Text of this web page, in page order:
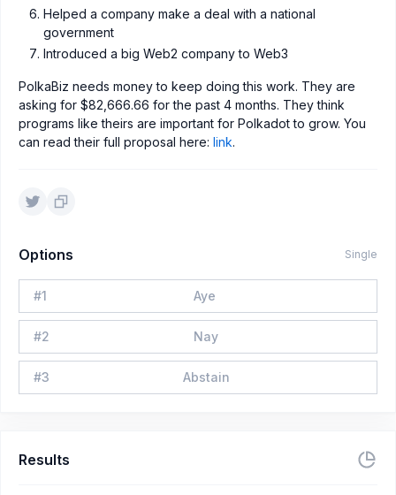
Helped a company make a deal with a national
government
Introduced a big Web2 company to Web3
PolkaBiz needs money to keep doing this work. They are
asking for $82,666.66 for the past 4 months. They think
programs like theirs are important for Polkadot to grow. You
can read their full proposal here: link.
Options Single
#1 Aye
#2 Nay
#3 Abstain
Results